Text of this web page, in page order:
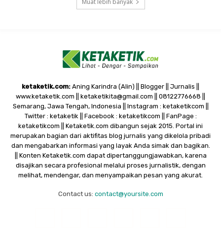
Muat lebih banyak
ketaketik.com: Aning Karindra (Alin) || Blogger || Jurnalis ||
www.ketaketik.com || ketaketikita@gmail.com || 08122776668 ||
Semarang, Jawa Tengah, Indonesia || Instagram : ketaketikcom ||
Twitter : ketaketik || Facebook : ketaketikcom || FanPage :
ketaketikcom || Ketaketik.com dibangun sejak 2015. Portal ini
merupakan bagian dari aktifitas blog jurnalis yang dikelola pribadi
dan mengabarkan informasi yang layak Anda simak dan bagikan.
|| Konten Ketaketik.com dapat dipertanggungjawabkan, karena
disajikan secara profesional melalui proses jurnalistik, dengan
melihat, mendengar, dan menyampaikan pesan yang akurat.
Contact us: contact@yoursite.com